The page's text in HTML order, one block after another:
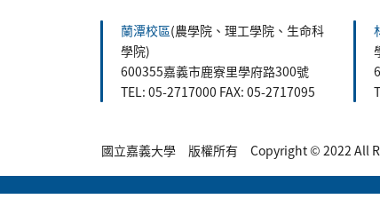
蘭潭校區(農學院、理工學院、生命科
學院)
600355嘉義市鹿寮里學府路300號
TEL: 05-2717000 FAX: 05-2717095
國立嘉義大學 版權所有 Copyright © 2022 All